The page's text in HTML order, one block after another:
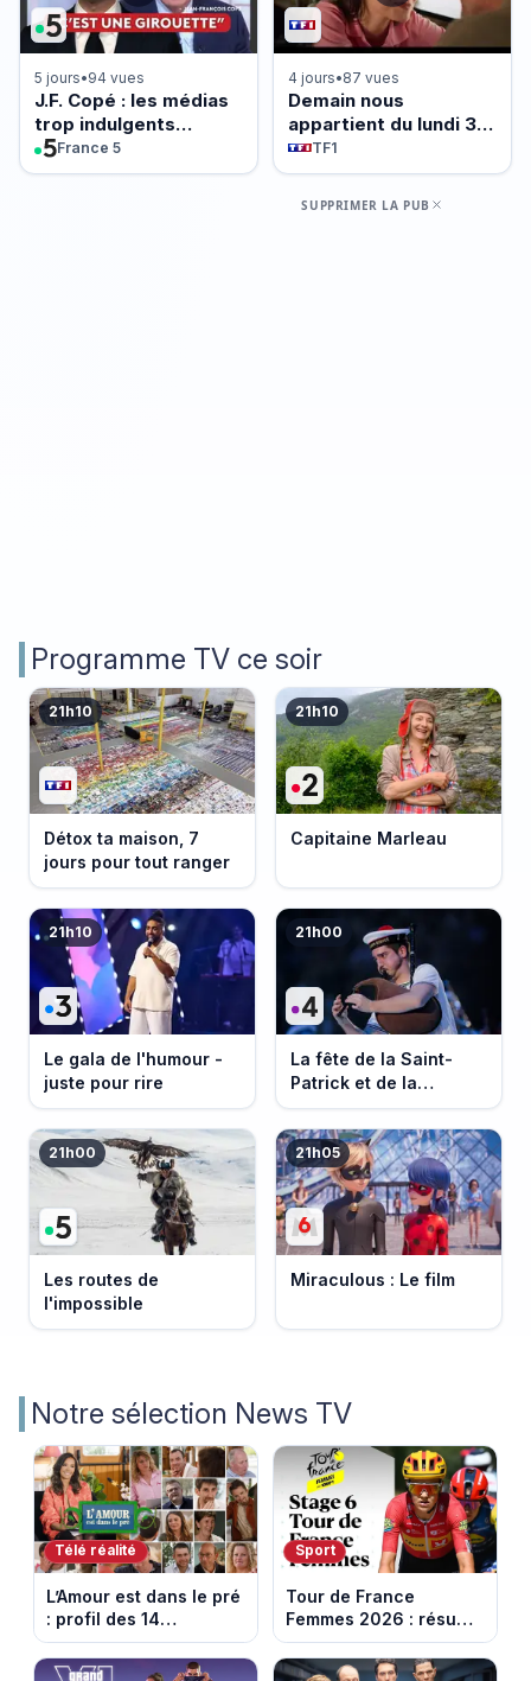
5 jours•94 vues
J.F. Copé : les médias
trop indulgents
envers Jordan
Bardella ?
France 5
4 jours•87 vues
Demain nous
appartient du lundi 3
août 2026 - Episode
2261
TF1
SUPPRIMER LA PUB
Programme TV ce soir
21h10
Détox ta maison, 7
jours pour tout ranger
21h10
Capitaine Marleau
21h10
Le gala de l'humour -
juste pour rire
21h00
La fête de la Saint-
Patrick et de la
Bretagne
21h00
Les routes de
l'impossible
21h05
Miraculous : Le film
Notre sélection News TV
Télé réalité
L’Amour est dans le pré
: profil des 14
agriculteurs, speed
dating inédit et de
Sport
Tour de France
Femmes 2026 : résumé
vidéo de la 6e étape
entre Montbrison et